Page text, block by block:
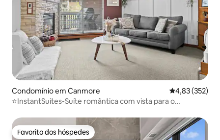
Condomínio em Canmore Classificação
4,83 (352)
⭐️InstantSuites-Suíte romântica com vista para o
Favorito dos hóspedes
Favorito dos hóspedes